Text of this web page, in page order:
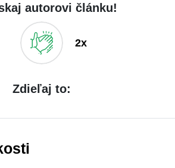
autorovi článku!
2x
Zdieľaj to: